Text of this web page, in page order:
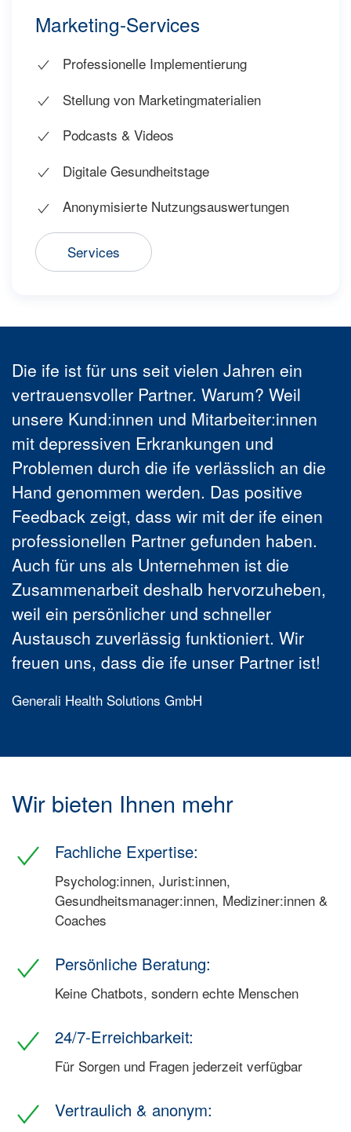
Marketing-Services
Professionelle Implementierung
Stellung von Marketingmaterialien
Podcasts & Videos
Digitale Gesundheitstage
Anonymisierte Nutzungsauswertungen
Services
Die ife ist für uns seit vielen Jahren ein
vertrauensvoller Partner. Warum? Weil
unsere Kund:innen und Mitarbeiter:innen
mit depressiven Erkrankungen und
Problemen durch die ife verlässlich an die
Hand genommen werden. Das positive
Feedback zeigt, dass wir mit der ife einen
professionellen Partner gefunden haben.
Auch für uns als Unternehmen ist die
Zusammenarbeit deshalb hervorzuheben,
weil ein persönlicher und schneller
Austausch zuverlässig funktioniert. Wir
freuen uns, dass die ife unser Partner ist!
Generali Health Solutions GmbH
Wir bieten Ihnen mehr
Fachliche Expertise:
Psycholog:innen, Jurist:innen,
Gesundheitsmanager:innen, Mediziner:innen &
Coaches
Persönliche Beratung:
Keine Chatbots, sondern echte Menschen
24/7-Erreichbarkeit:
Für Sorgen und Fragen jederzeit verfügbar
Vertraulich & anonym: